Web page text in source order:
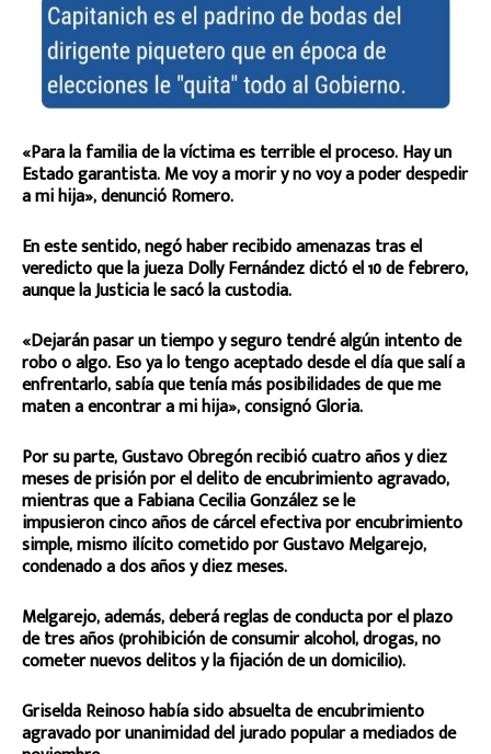
«Para la familia de la víctima es terrible el proceso. Hay un
Estado garantista. Me voy a morir y no voy a poder despedir
a mi hija», denunció Romero.
En este sentido, negó haber recibido amenazas tras el
veredicto que la jueza Dolly Fernández dictó el 10 de febrero,
aunque la Justicia le sacó la custodia.
«Dejarán pasar un tiempo y seguro tendré algún intento de
robo o algo. Eso ya lo tengo aceptado desde el día que salí a
enfrentarlo, sabía que tenía más posibilidades de que me
maten a encontrar a mi hija», consignó Gloria.
Por su parte, Gustavo Obregón recibió cuatro años y diez
meses de prisión por el delito de encubrimiento agravado,
mientras que a Fabiana Cecilia González se le
impusieron cinco años de cárcel efectiva por encubrimiento
simple, mismo ilícito cometido por Gustavo Melgarejo,
condenado a dos años y diez meses.
Melgarejo, además, deberá reglas de conducta por el plazo
de tres años (prohibición de consumir alcohol, drogas, no
cometer nuevos delitos y la fijación de un domicilio).
Griselda Reinoso había sido absuelta de encubrimiento
agravado por unanimidad del jurado popular a mediados de